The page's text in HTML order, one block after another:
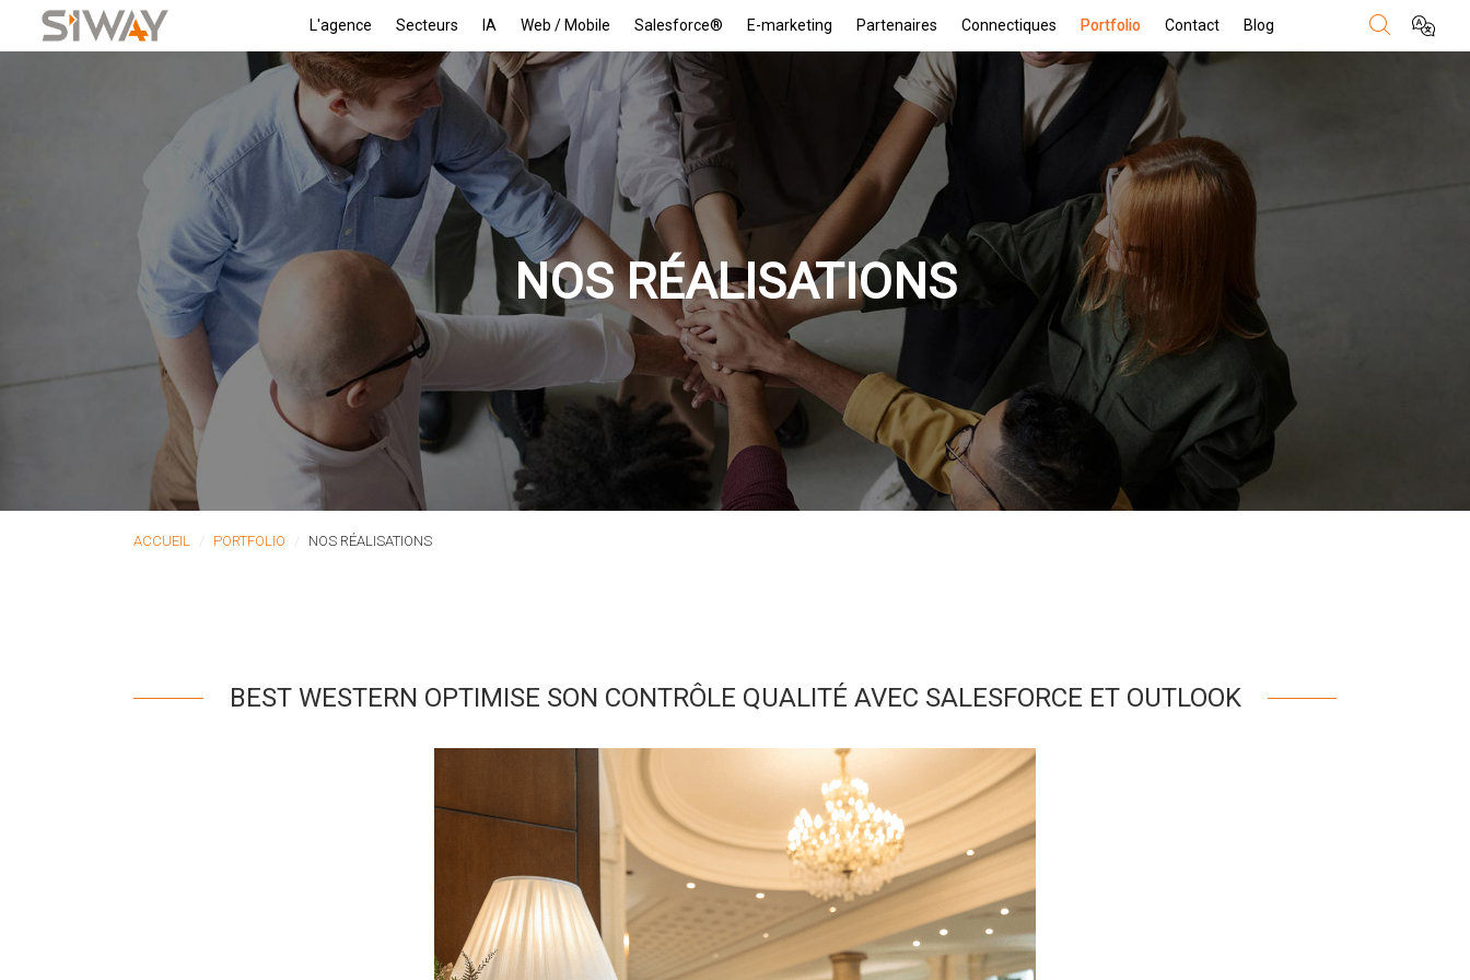
L'agence Secteurs IA Web / Mobile Salesforce® E-marketing Partenaires Connectiques Portfolio Contact Blog
NOS RÉALISATIONS
ACCUEIL PORTFOLIO NOS RÉALISATIONS
BEST WESTERN OPTIMISE SON CONTRÔLE QUALITÉ AVEC SALESFORCE ET OUTLOOK